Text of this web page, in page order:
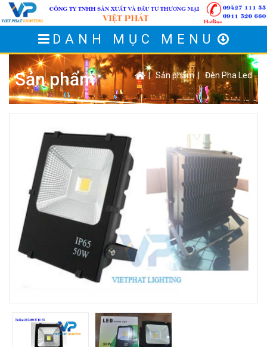
DANH MỤC MENU
Sản phẩm | Sản phẩm|Đèn Pha Led